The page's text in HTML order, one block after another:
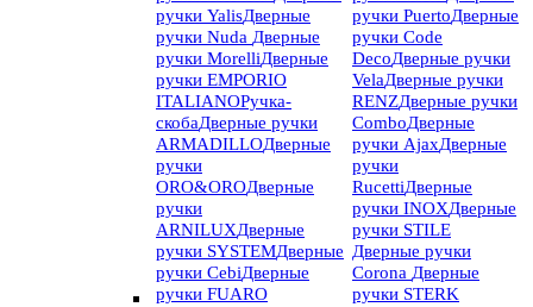
ручки YalisДверные
ручки Nuda Дверные
ручки MorelliДверные
ручки EMPORIO
ITALIANOРучка-
скобаДверные ручки
ARMADILLOДверные
ручки
ORO&OROДверные
ручки
ARNILUXДверные
ручки SYSTEMДверные
ручки CebiДверные
ручки FUARO
ручки PuertoДверные
ручки Code
DecoДверные ручки
VelaДверные ручки
RENZДверные ручки
ComboДверные
ручки AjaxДверные
ручки
RucettiДверные
ручки INOXДверные
ручки STILE
Дверные ручки
Corona Дверные
ручки STERK